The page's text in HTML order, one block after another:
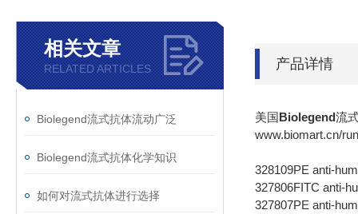
相关文章
RELATED ARTICLES
Biolegend流式抗体流动广泛
Biolegend流式抗体化学知识
如何对流式抗体进行选择
产品详情
美国Biolegend流
www.biomart.cn/
328109PE anti-
327806FITC anti-
327807PE anti-